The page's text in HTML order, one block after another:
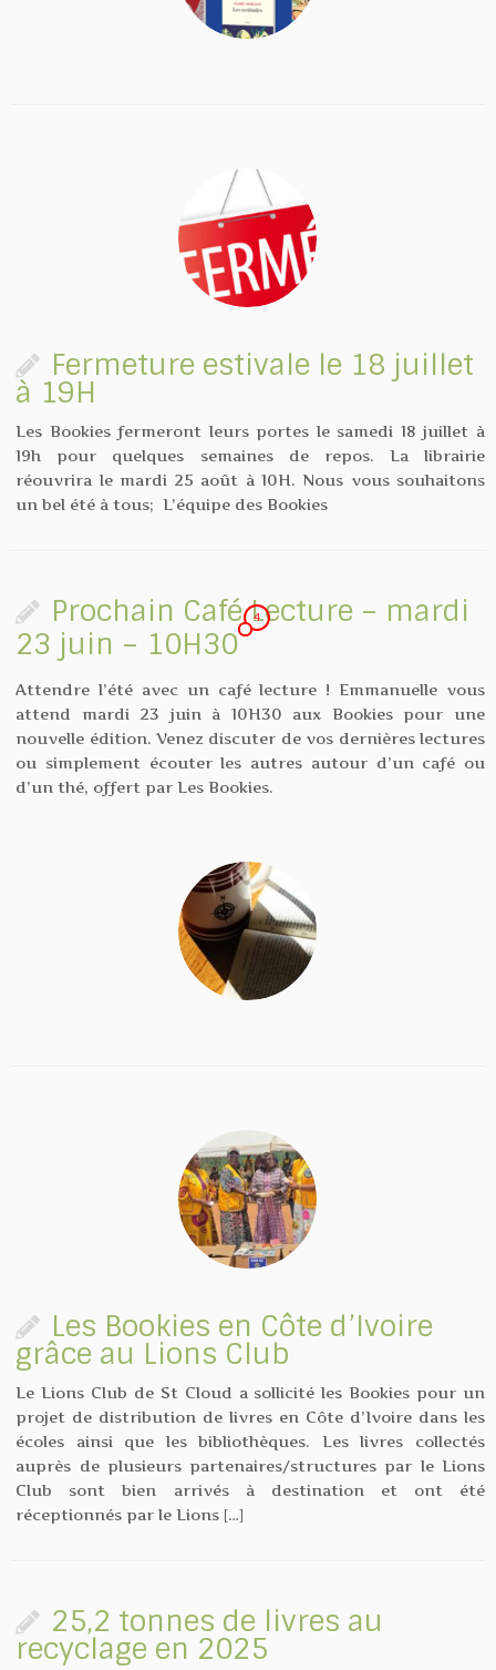
Fermeture estivale le 18 juillet
à 19H
Les Bookies fermeront leurs portes le samedi 18 juillet à
19h pour quelques semaines de repos. La librairie
réouvrira le mardi 25 août à 10H. Nous vous souhaitons
un bel été à tous; L’équipe des Bookies
Prochain Café Lecture – mardi
23 juin – 10H30
4
Attendre l’été avec un café lecture ! Emmanuelle vous
attend mardi 23 juin à 10H30 aux Bookies pour une
nouvelle édition. Venez discuter de vos dernières lectures
ou simplement écouter les autres autour d’un café ou
d’un thé, offert par Les Bookies.
Les Bookies en Côte d’Ivoire
grâce au Lions Club
Le Lions Club de St Cloud a sollicité les Bookies pour un
projet de distribution de livres en Côte d’Ivoire dans les
écoles ainsi que les bibliothèques. Les livres collectés
auprès de plusieurs partenaires/structures par le Lions
Club sont bien arrivés à destination et ont été
réceptionnés par le Lions […]
25,2 tonnes de livres au
recyclage en 2025